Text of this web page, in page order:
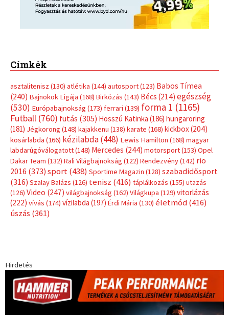
Címkék
asztalitenisz (130) atlétika (144) autosport(123) Babos Tímea
(240) Bajnokok Ligája (168) Birkózás (143) Bécs (214) egészség
(530) Európabajnokság (173) ferrari (139) forma 1 (1165)
Futball (760) futás (305) Hosszú Katinka (186) hungaroring
(181) Jégkorong (148) kajakkenu (138) karate (168) kickbox(204)
kosárlabda (166) kézilabda(448) Lewis Hamilton (168) magyar
labdarúgóválogatott(148) Mercedes (244) motorsport(153) Opel
Dakar Team (132) Rali Világbajnokság (122) Rendezvény(142) rio
2016 (373) sport(438) Sportime Magazin (128) szabadidősport
(316) Szalay Balázs (126) tenisz (416) táplálkozás (155) utazás
(126) Video (247) világbajnokság (162) Világkupa (129) vitorlázás
(222) vívás (174) vízilabda (197) Érdi Mária (130) életmód(416)
úszás (361)
Hirdetés